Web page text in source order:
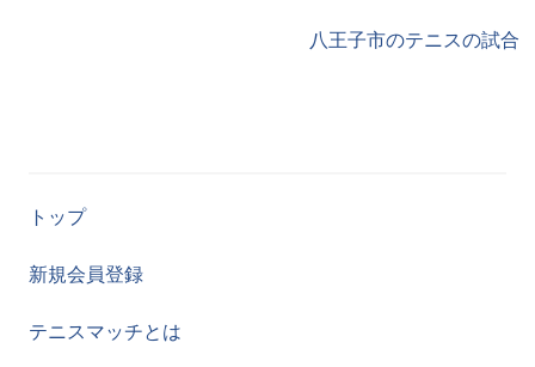
八王子市のテニスの試合
トップ
新規会員登録
テニスマッチとは